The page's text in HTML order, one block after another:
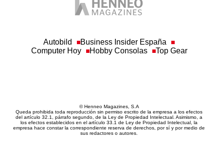
Autobild
Business Insider España
Computer Hoy
Hobby Consolas Top Gear
© Henneo Magazines, S.A
Queda prohibida toda reproducción sin permiso escrito de la empresa a los efectos
del artículo 32.1, párrafo segundo, de la Ley de Propiedad Intelectual. Asimismo, a
los efectos establecidos en el artículo 33.1 de Ley de Propiedad Intelectual, la
empresa hace constar la correspondiente reserva de derechos, por sí y por medio de
sus redactores o autores.